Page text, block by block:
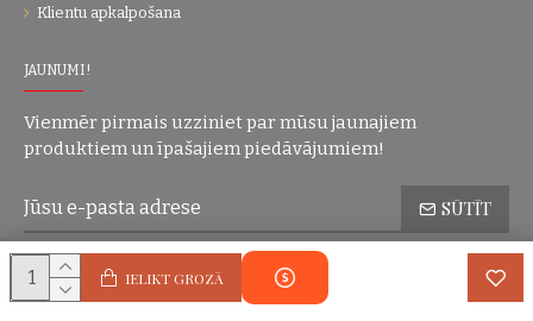
IELIKT GROZĀ
Klientu apkalpošana
JAUNUMI!
Vienmēr pirmais uzziniet par mūsu jaunajiem
produktiem un īpašajiem piedāvājumiem!
SŪTĪT
Esmu iepazinies(-usies) ar sadaļu Konfidencialitātes politika
piekrītu visiem minētajiem noteikumiem